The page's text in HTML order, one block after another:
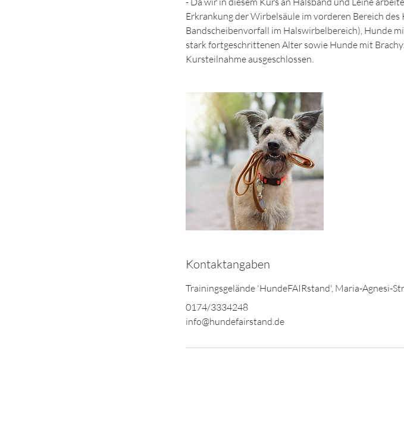
Erkrankung der Wirbelsäule im vorderen Bereich
Bandscheibenvorfall im Halswirbelbereich), Hunde
stark fortgeschrittenen Alter sowie Hunde mit
Kursteilnahme ausgeschlossen.
Kontaktangaben
Trainingsgelände 'HundeFAIRstand', Maria-Agnesi-
0174/3334248
info@hundefairstand.de